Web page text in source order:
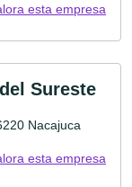
esta empresa
Sureste
Nacajuca
esta empresa